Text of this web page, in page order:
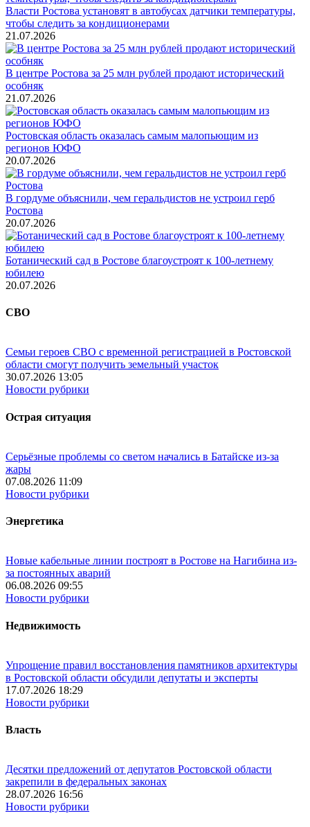
Власти Ростова установят в автобусах датчики температуры,
чтобы следить за кондиционерами
21.07.2026
В центре Ростова за 25 млн рублей продают исторический
особняк
21.07.2026
Ростовская область оказалась самым малопьющим из
регионов ЮФО
20.07.2026
В гордуме объяснили, чем геральдистов не устроил герб
Ростова
20.07.2026
Ботанический сад в Ростове благоустроят к 100-летнему
юбилею
20.07.2026
СВО
Семьи героев СВО с временной регистрацией в Ростовской
области смогут получить земельный участок
30.07.2026 13:05
Новости рубрики
Острая ситуация
Серьёзные проблемы со светом начались в Батайске из-за
жары
07.08.2026 11:09
Новости рубрики
Энергетика
Новые кабельные линии построят в Ростове на Нагибина из-
за постоянных аварий
06.08.2026 09:55
Новости рубрики
Недвижимость
Упрощение правил восстановления памятников архитектуры
в Ростовской области обсудили депутаты и эксперты
17.07.2026 18:29
Новости рубрики
Власть
Десятки предложений от депутатов Ростовской области
закрепили в федеральных законах
28.07.2026 16:56
Новости рубрики